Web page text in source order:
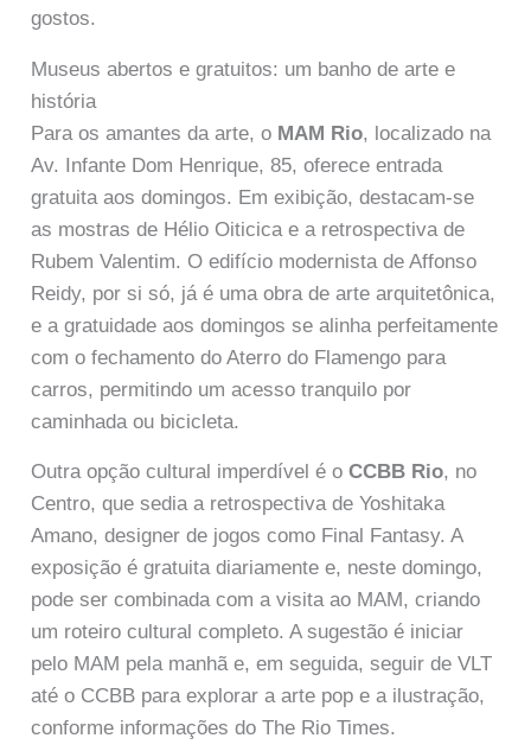
gostos.
Museus abertos e gratuitos: um banho de arte e
história
Para os amantes da arte, o MAM Rio, localizado na
Av. Infante Dom Henrique, 85, oferece entrada
gratuita aos domingos. Em exibição, destacam-se
as mostras de Hélio Oiticica e a retrospectiva de
Rubem Valentim. O edifício modernista de Affonso
Reidy, por si só, já é uma obra de arte arquitetônica,
e a gratuidade aos domingos se alinha perfeitamente
com o fechamento do Aterro do Flamengo para
carros, permitindo um acesso tranquilo por
caminhada ou bicicleta.
Outra opção cultural imperdível é oCCBB Rio, no
Centro, que sedia a retrospectiva de Yoshitaka
Amano, designer de jogos como Final Fantasy. A
exposição é gratuita diariamente e, neste domingo,
pode ser combinada com a visita ao MAM, criando
um roteiro cultural completo. A sugestão é iniciar
pelo MAM pela manhã e, em seguida, seguir de VLT
até o CCBB para explorar a arte pop e a ilustração,
conforme informações do The Rio Times.